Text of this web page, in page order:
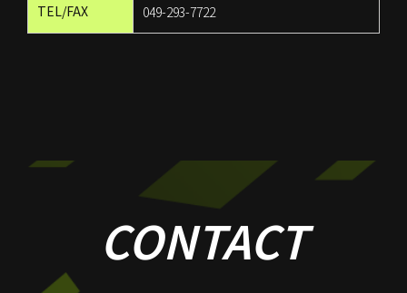
TEL/FAX 049-293-7722
CONTACT